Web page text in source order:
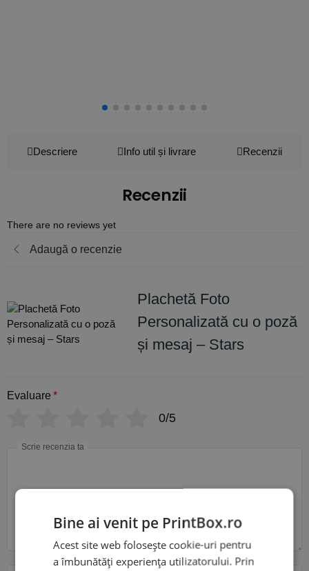
Descriere Info util și livrare Recenzii
Recenzii
There are no reviews yet
Adaugă o recenzie
Plachetă Foto
Personalizată cu o poză
și mesaj – Stars
Evaluare *
0/5
Scrie recenzia ta
Email
Bine ai venit pe PrintBox.ro
Acest site web folosește cookie-uri pentru
a îmbunătăți experiența utilizatorului. Prin